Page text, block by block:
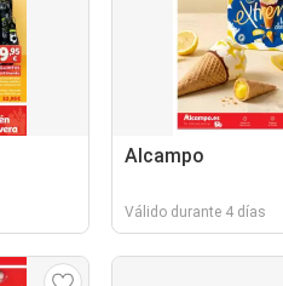
Alcampo
Válido durante 4 días